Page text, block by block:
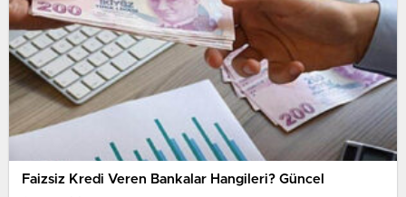
Faizsiz Kredi Veren Bankalar Hangileri? Güncel